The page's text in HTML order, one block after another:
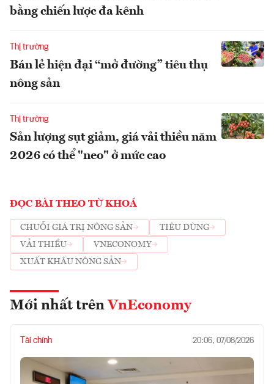
bằng chiến lược đa kênh
Thị trường
Bán lẻ hiện đại “mở đường” tiêu thụ
nông sản
Thị trường
Sản lượng sụt giảm, giá vải thiều năm
2026 có thể "neo" ở mức cao
ĐỌC BÀI THEO TỪ KHOÁ
CHUỖI GIÁ TRỊ NÔNG SẢN
TIÊU DÙNG
VẢI THIỀU
VNECONOMY
XUẤT KHẨU NÔNG SẢN
Mới nhất trên VnEconomy
Tài chính 20:06, 07/08/2026